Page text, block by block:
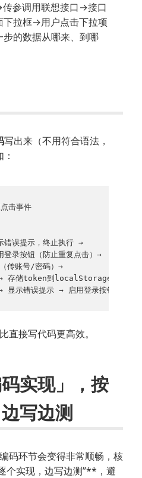
参调用联想接口→接口
拉框→用户点击下拉项
的数据从哪来、到哪
写出来（不用符合语法，
击事件
误提示，终止执行 →
录按钮（防止重复点击）→
传账号/密码）→
存储token到localStorage → 跳
直接写代码更高效。
实现」，按
写边测
码环节会变得非常顺畅，核
个实现，边写边测”**，避